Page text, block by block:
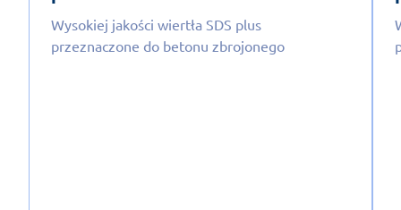
Wysokiej jakości wiertła SDS plus
przeznaczone do betonu zbrojonego